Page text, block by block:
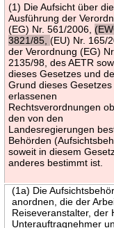
(1) Die Aufsicht über die
Ausführung der
(EG) Nr. 561/2006,
3821/85,(EU) Nr. 165/
der Verordnung (EG) Nr.
2135/98, des AETR
dieses Gesetzes und
Grund dieses Gesetzes
erlassenen
Rechtsverordnungen
den von den
Landesregierungen
Behörden
soweit in diesem
anderes bestimmt ist.
(1a) Die
anordnen, die der
Reiseveranstalter, der
Unterauftragnehmer